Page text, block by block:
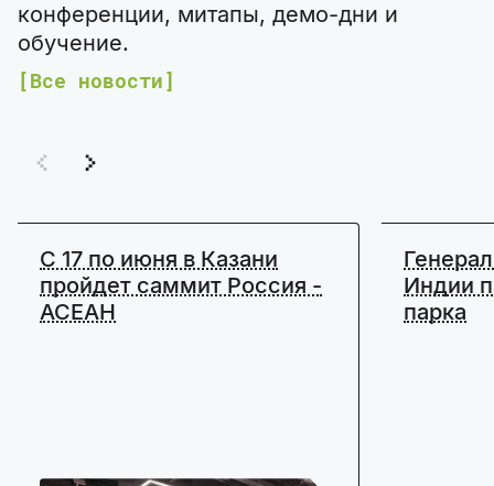
конференции, митапы, демо-дни и
обучение.
Все новости
C 17 по июня в Казани
пройдет саммит Россия -
АСЕАН
Индии
парка